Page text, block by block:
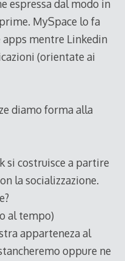
espressa dal modo in
MySpace lo fa
apps mentre Linkedin
(orientate ai
diamo forma alla
si costruisce a partire
la socializzazione.
al tempo)
apparteneza al
oppure ne